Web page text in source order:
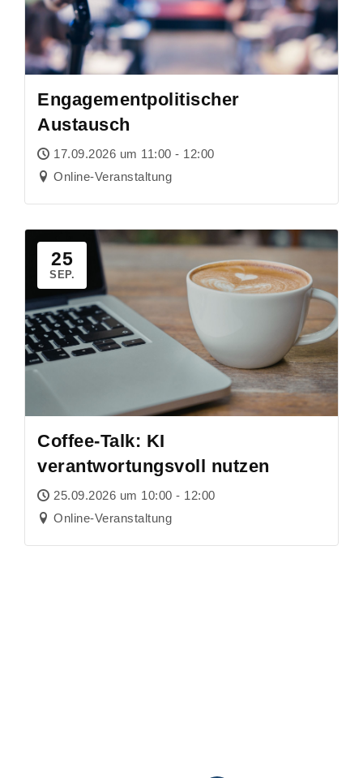
Engagementpolitischer
Austausch
17.09.2026 um 11:00 - 12:00
Online-Veranstaltung
25
SEP.
Coffee-Talk: KI
verantwortungsvoll nutzen
25.09.2026 um 10:00 - 12:00
Online-Veranstaltung